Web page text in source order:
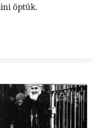
öptük.